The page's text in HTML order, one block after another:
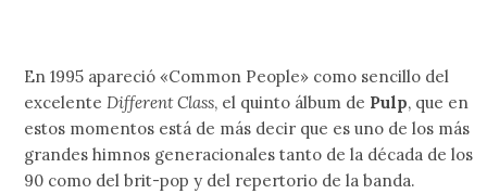
En 1995 apareció «Common People» como sencillo del
excelenteDifferent Class, el quinto álbum de Pulp, que en
estos momentos está de más decir que es uno de los más
grandes himnos generacionales tanto de la década de los
90 como del brit-pop y del repertorio de la banda.